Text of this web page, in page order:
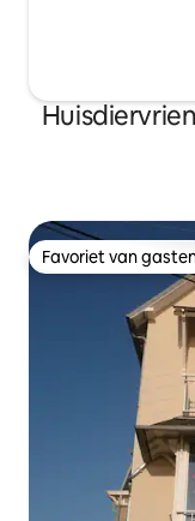
Favoriet van
Favoriet van